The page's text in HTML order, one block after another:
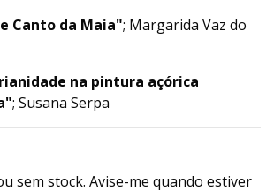
Canto da Maia"; Margarida Vaz do
na pintura açórica
; Susana Serpa
sem stock. Avise-me quando estiver